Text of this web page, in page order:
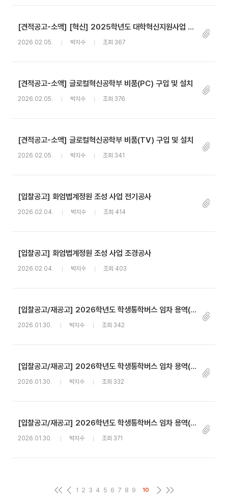
[견적공고-소액] [혁신] 2025학년도 대학혁신지원사업 우수사례집 책자 제작 인쇄
2026.02.05. 박지수 조회 367
[견적공고-소액] 글로컬혁신공학부 비품(PC) 구입 및 설치
2026.02.05. 박지수 조회 376
[견적공고-소액] 글로컬혁신공학부 비품(TV) 구입 및 설치
2026.02.05. 박지수 조회 341
[입찰공고] 화엄법계정원 조성 사업 전기공사
2026.02.04. 박지수 조회 414
[입찰공고] 화엄법계정원 조성 사업 조경공사
2026.02.04. 박지수 조회 403
[입찰공고/재공고] 2026학년도 학생통학버스 임차 용역(경주 셔틀)(재)
2026.01.30. 박지수 조회 342
[입찰공고/재공고] 2026학년도 학생통학버스 임차 용역(경주 유학생 숙소)(재)
2026.01.30. 박지수 조회 332
[입찰공고/재공고] 2026학년도 학생통학버스 임차 용역(대구)(재)
2026.01.30. 박지수 조회 371
1 2 3 4 5 6 7 8 9 10